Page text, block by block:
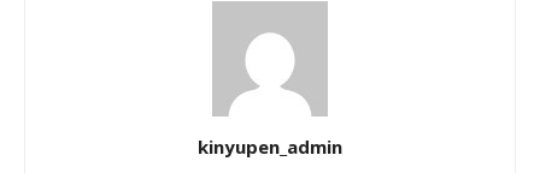
kinyupen_admin